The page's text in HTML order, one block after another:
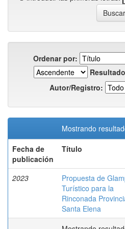
Ordenar por:
Autor/Registro:
Mostrando
Fecha de
publicación
Título
2023
Propuesta de
Turístico para la
Rinconada
Santa Elena